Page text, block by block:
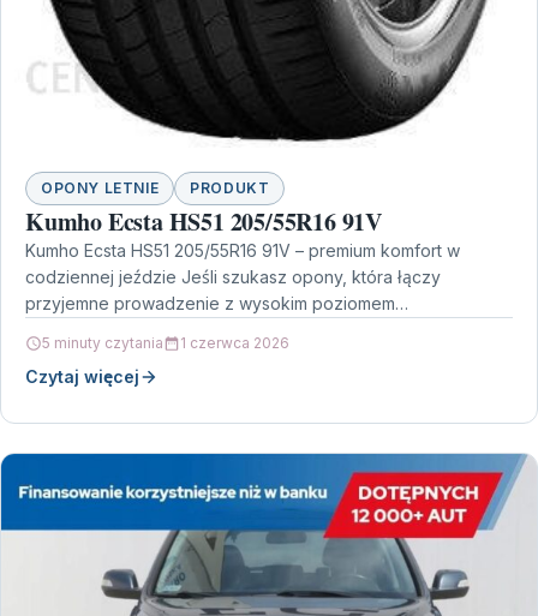
OPONY LETNIE PRODUKT
Kumho Ecsta HS51 205/55R16 91V
Kumho Ecsta HS51 205/55R16 91V – premium komfort w
codziennej jeździe Jeśli szukasz opony, która łączy
przyjemne prowadzenie z wysokim poziomem
5 minuty czytania 1 czerwca 2026
Czytaj więcej